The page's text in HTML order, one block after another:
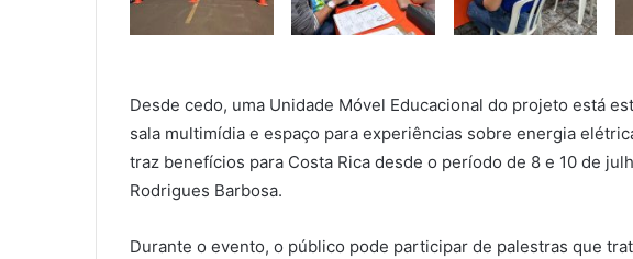
Desde cedo, uma Unidade Móvel Educacional do projeto está
sala multimídia e espaço para experiências sobre energia
traz benefícios para Costa Rica desde o período de 8 e 10 de
Rodrigues Barbosa.
Durante o evento, o público pode participar de palestras que